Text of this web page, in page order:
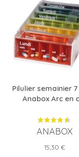
Pilulier semainier
Anabox Arc en
ANABOX
Prix
15,30 €